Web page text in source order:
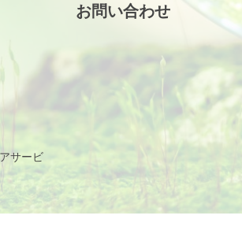
サービ
お問い合わせ